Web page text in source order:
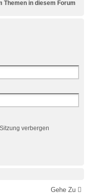
Themen in diesem Forum
verbergen
Gehe Zu